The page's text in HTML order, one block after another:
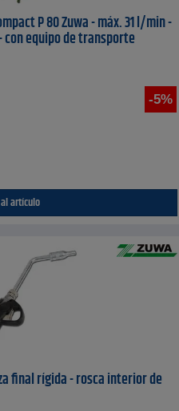
P 80 Zuwa - máx. 31 l/min -
con equipo de transporte
-5%
al artículo
final rígida - rosca interior de